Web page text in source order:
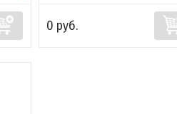
0 руб.